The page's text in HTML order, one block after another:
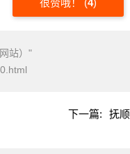
很赞哦！ (4)
站）"
下一篇: 抚